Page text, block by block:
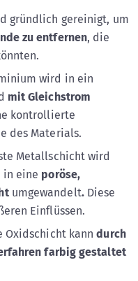
gründlich gereinigt, um
zu entfernen, die
wird in ein
mit Gleichstrom
kontrollierte
des Materials.
Metallschicht wird
in eine poröse,
umgewandelt.Diese
Einflüssen.
Oxidschicht kanndurch
farbig gestaltet